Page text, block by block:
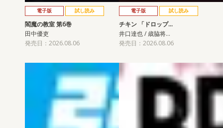
電子版 試し読み
閻魔の教室 第6巻
田中優吏
発売日：2026.08.06
電子版 試し読み
チキン 「ドロップ…
井口達也 / 歳脇将…
発売日：2026.08.06